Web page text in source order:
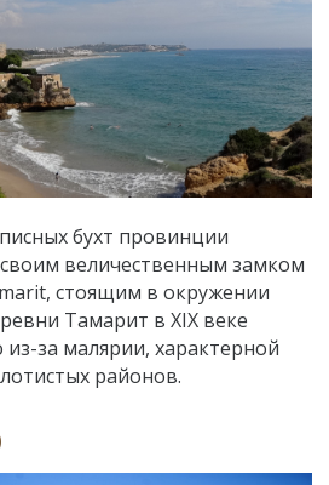
бухт провинции
величественным замком
стоящим в окружении
Тамарит в XIX веке
за малярии, характерной
районов.